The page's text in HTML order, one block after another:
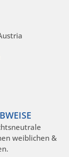
weiblichen &